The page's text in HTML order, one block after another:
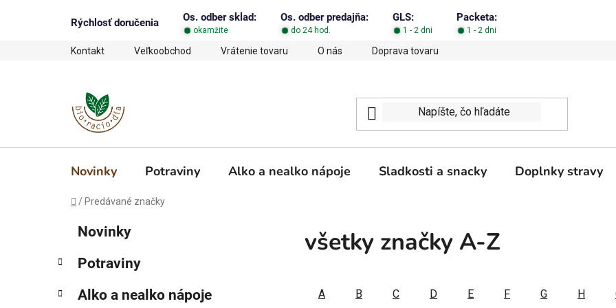
Rýchlosť doručenia Os. odber sklad: Os. odber predajňa: GLS: Packeta:
okamžite do 24 hod. 1 - 2 dni 1 - 2 dni
Kontakt Veľkoobchod Vrátenie tovaru O nás Doprava tovaru
Novinky Potraviny Alko a nealko nápoje Sladkosti a snacky Doplnky stravy
Domov
/ Predávané značky
č
ý
kategórie
e
ó
Novinky
Potraviny
Alko a nealko nápoje
všetky značky A-Z
A B C D E F G H